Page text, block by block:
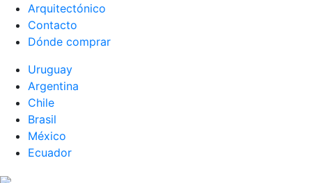
Arquitectónico
Contacto
Dónde comprar
Uruguay
Argentina
Chile
Brasil
México
Ecuador